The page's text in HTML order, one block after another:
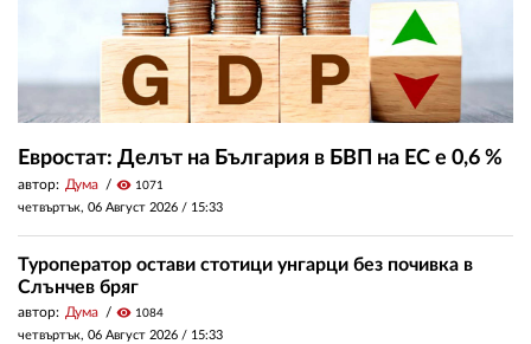
Евростат: Делът на България в БВП на ЕС е 0,6 %
автор: Дума visibility 1071
четвъртък, 06 Август 2026 / 15:33
Туроператор остави стотици унгарци без почивка в
Слънчев бряг
автор: Дума visibility 1084
четвъртък, 06 Август 2026 / 15:33